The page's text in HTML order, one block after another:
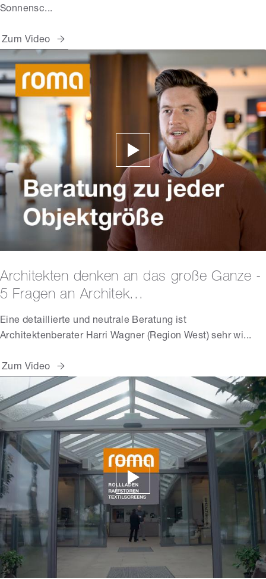
Sonnensc...
Zum Video
Architekten denken an das große Ganze -
5 Fragen an Architek...
Eine detaillierte und neutrale Beratung ist
Architektenberater Harri Wagner (Region West) sehr wi...
Zum Video